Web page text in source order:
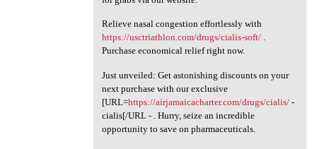
Relieve nasal congestion effortlessly with
https://usctriathlon.com/drugs/cialis-soft/.
Purchase economical relief right now.
Just unveiled: Get astonishing discounts on your
next purchase with our exclusive
[URL=https://airjamaicacharter.com/drugs/cialis/-
cialis[/URL - . Hurry, seize an incredible
opportunity to save on pharmaceuticals.